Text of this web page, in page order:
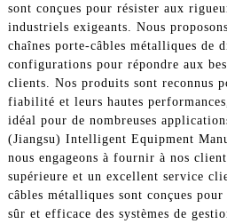
sont conçues pour résister aux
industriels exigeants. Nous
chaînes porte-câbles métalliques de
configurations pour répondre aux
clients. Nos produits sont reconnus
fiabilité et leurs hautes
idéal pour de nombreuses
(Jiangsu) Intelligent Equipment
nous engageons à fournir à nos
supérieure et un excellent service
câbles métalliques sont conçues
sûr et efficace des systèmes de